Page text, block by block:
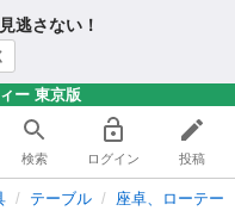
逃さない！
ー 東京版
検索 ログイン 投稿
テーブル 座卓、ローテー